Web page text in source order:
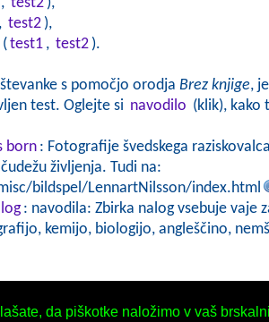
da piškotke naložimo v vaš
, test2 ),
test1 , test2 ).
s pomočjo orodja Brez knjige,
test. Oglejte si navodilo (klik), kako
born : Fotografije švedskega
življenja. Tudi na:
bildspel/LennartNilsson/index.html
: navodila: Zbirka nalog vsebuje vaje
kemijo, biologijo, angleščino,